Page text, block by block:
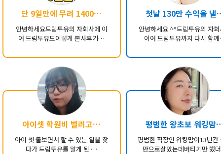
단 9일만에 무려 1400…
안녕하세요드림투유의 자회사에 이
어 드림투유도이렇게 본사후기…
첫날 130만 수익을
안녕하세요 ^^드림투유의 자
이어 드림투유까지 다시 함
아이셋 학원비 벌려고…
아이 셋 돌보면서 할 수 있는 일을 찾
다가 드림투유를 알게 된 …
평범한 왕초보 워킹
평범한 직장인 워킹맘이13년간
만으로살았는데버티기만 했